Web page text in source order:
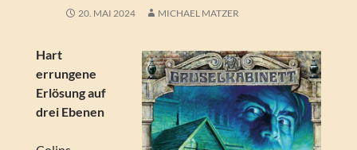
20. MAI 2024 MICHAEL MATZER
Hart
errungene
Erlösung auf
drei Ebenen